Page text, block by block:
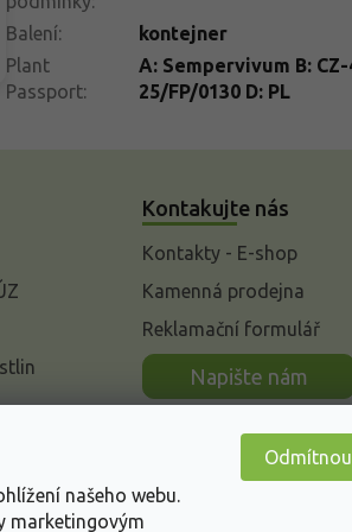
našeho webu.
marketingovým
Balení:
kontejner
Plant
Passport:
A: Sempervivum B: CZ-
25/FP/0130 D: PL
Kontakujte nás
Kontakty - E-shop
Kamenná prodejna
Reklamační formulář
Napište nám